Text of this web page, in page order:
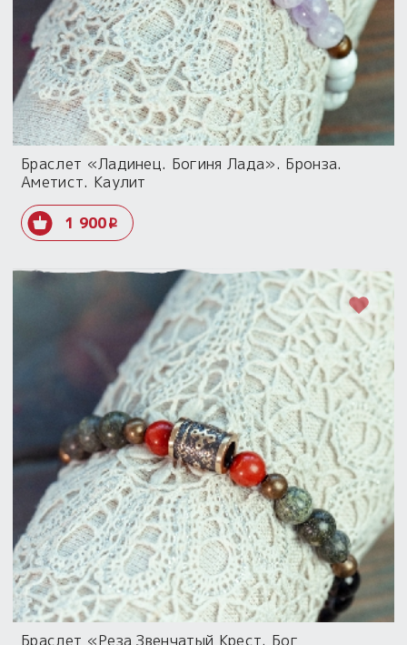
Браслет «Ладинец. Богиня Лада». Бронза.
Аметист. Каулит
1 900i
Браслет «Реза Звенчатый Крест. Бог